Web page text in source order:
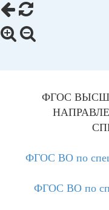
ФГОС
ФГОС ВО по
ФГОС ВО по